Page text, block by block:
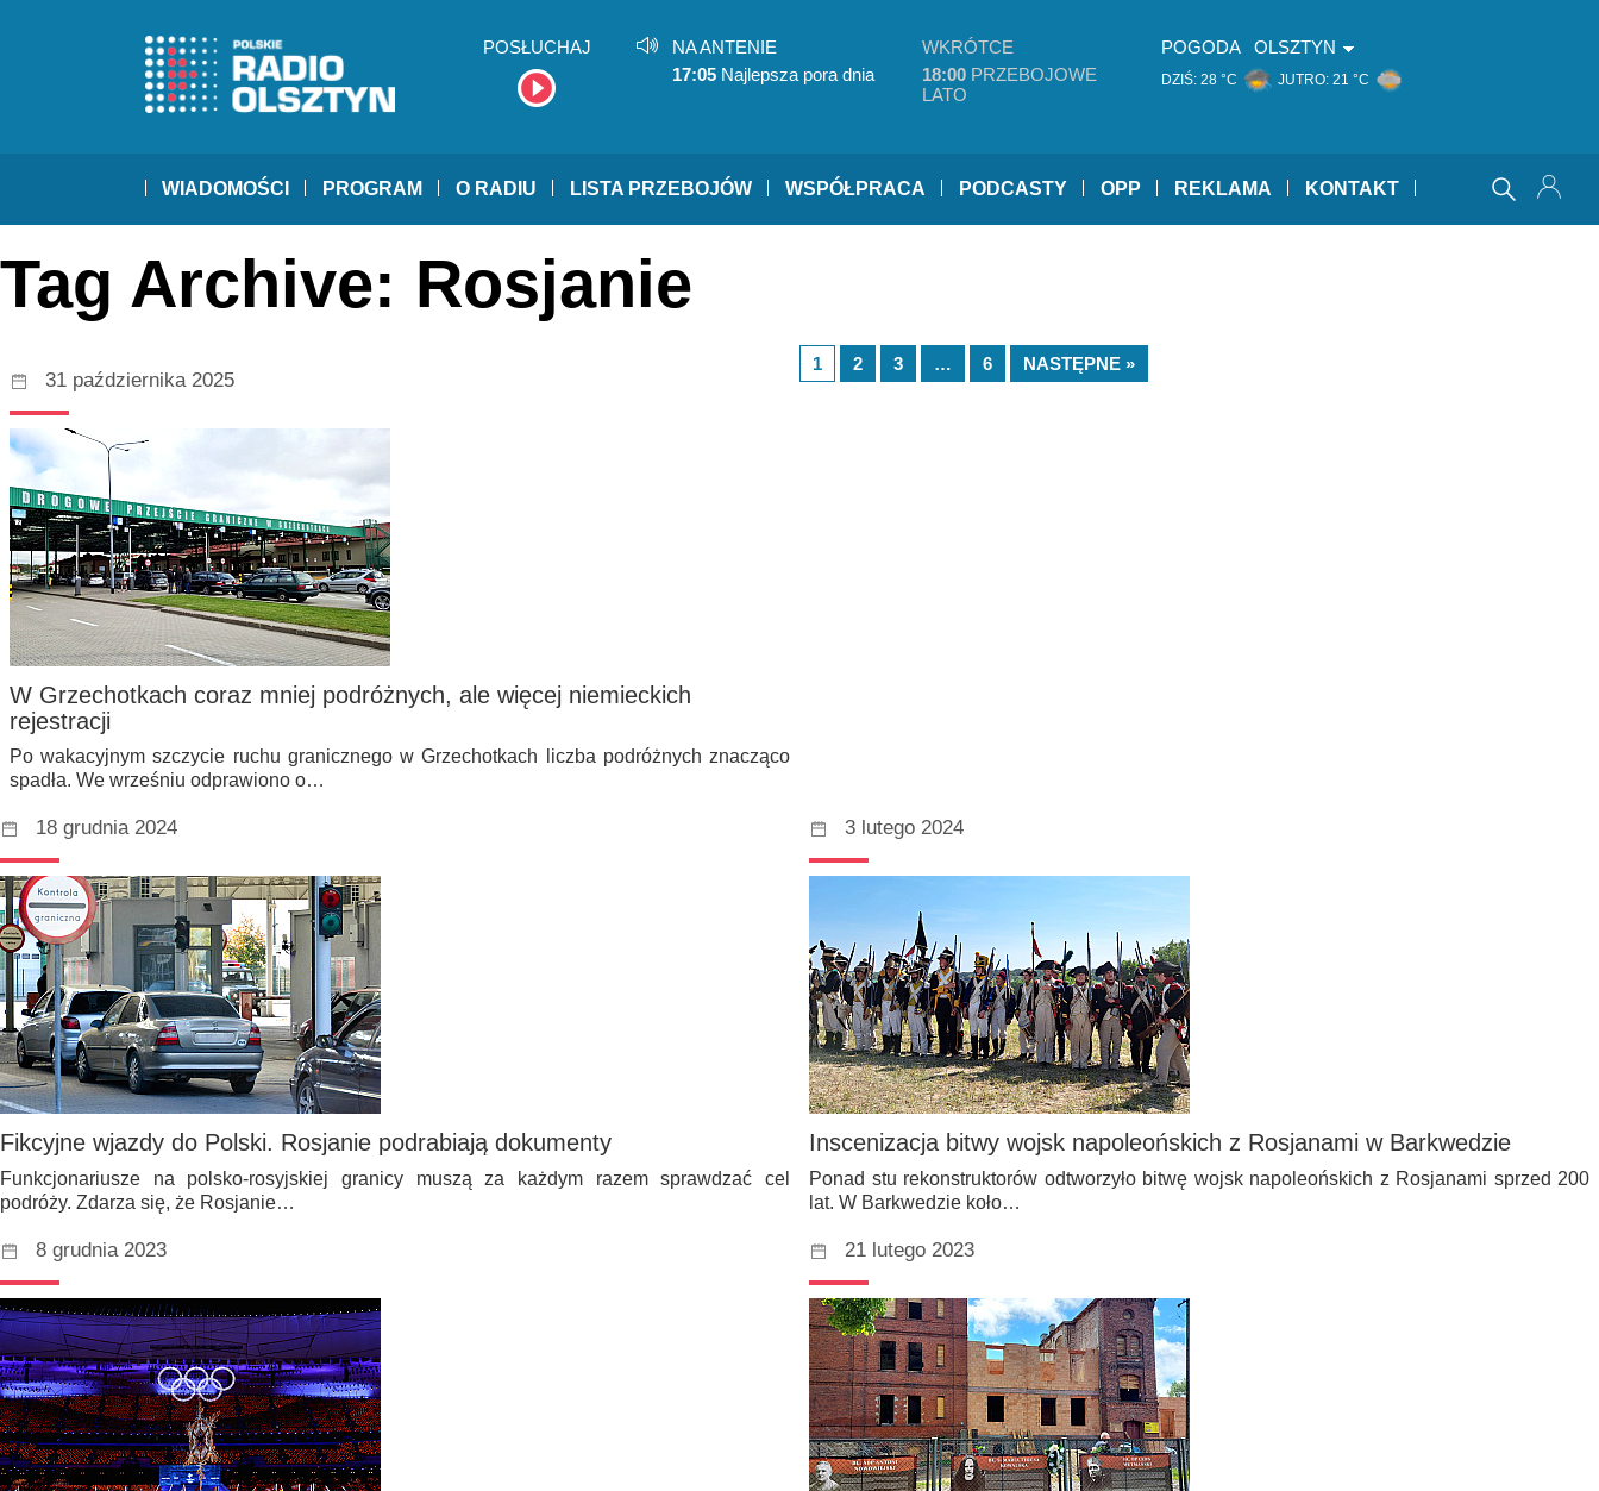
POSŁUCHAJ
NA ANTENIE
17:05 Najlepsza pora dnia
WKRÓTCE
18:00 PRZEBOJOWE
LATO
POGODA OLSZTYN
DZIŚ: 28 °C JUTRO: 21 °C
WIADOMOŚCI PROGRAM O RADIU LISTA PRZEBOJÓW WSPÓŁPRACA PODCASTY OPP REKLAMA KONTAKT
Tag Archive: Rosjanie
31 października 2025
W Grzechotkach coraz mniej podróżnych, ale więcej niemieckich
rejestracji
Po wakacyjnym szczycie ruchu granicznego w Grzechotkach liczba podróżnych znacząco
spadła. We wrześniu odprawiono o…
18 grudnia 2024
Fikcyjne wjazdy do Polski. Rosjanie podrabiają dokumenty
Funkcjonariusze na polsko-rosyjskiej granicy muszą za każdym razem sprawdzać cel
podróży. Zdarza się, że Rosjanie…
3 lutego 2024
Inscenizacja bitwy wojsk napoleońskich z Rosjanami w Barkwedzie
Ponad stu rekonstruktorów odtworzyło bitwę wojsk napoleońskich z Rosjanami sprzed 200
lat. W Barkwedzie koło…
8 grudnia 2023 21 lutego 2023
1 2 3 … 6 NASTĘPNE »